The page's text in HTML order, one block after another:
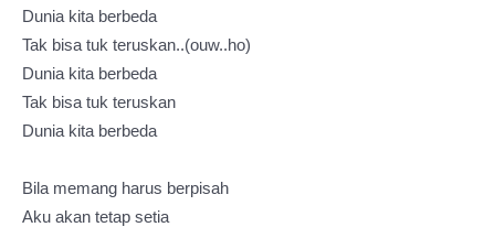
Dunia kita berbeda
Tak bisa tuk teruskan..(ouw..ho)
Dunia kita berbeda
Tak bisa tuk teruskan
Dunia kita berbeda
Bila memang harus berpisah
Aku akan tetap setia